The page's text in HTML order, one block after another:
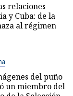
relaciones
y Cuba: de la
al régimen
del puño
un miembro del